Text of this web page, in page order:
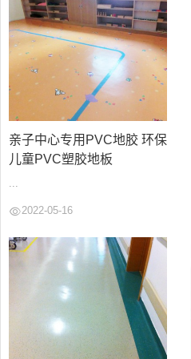
亲子中心专用PVC地胶 环保
儿童PVC塑胶地板
...
2022-05-16